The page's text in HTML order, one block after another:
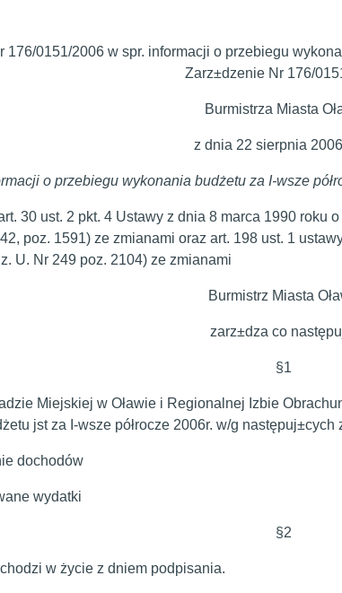
176/0151/2006 w spr. informacji o przebiegu
Zarz±dzenie Nr 176/
Burmistrza Miasta
z dnia 22 sierpnia
o przebiegu wykonania budżetu za I-wsze
30 ust. 2 pkt. 4 Ustawy z dnia 8 marca 1990 roku
poz. 1591) ze zmianami oraz art. 198 ust. 1
U. Nr 249 poz. 2104) ze zmianami
Burmistrz Miasta
zarz±dza co
§1
Miejskiej w Oławie i Regionalnej Izbie
jst za I-wsze półrocze 2006r. w/g
dochodów
wydatki
§2
w życie z dniem podpisania.